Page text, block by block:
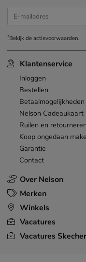
Over Nelson
Klantenservice
Inloggen
Bestellen
Betaalmogelijkheden
Nelson Cadeaukaart
Ruilen en retourneren
Koop ongedaan
Garantie
Contact
Merken
Winkels
Vacatures
Vacatures
E-mailadres
*Bekijk deactievoorwaarden.